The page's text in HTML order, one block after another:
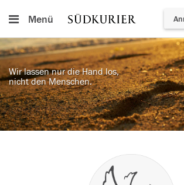
Menü
Wir lassen nur die Hand los,
nicht den Menschen.